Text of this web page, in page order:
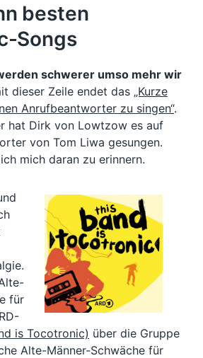
besten
Songs
schwerer umso mehr wir
dieser Zeile endet das „Kurze
Anrufbeantworter zu singen“.
hat Dirk von Lowtzow es auf
von Tom Liwa gesungen.
mich daran zu erinnern.
für
is Tocotronic) über die Gruppe
Alte-Männer-Schwäche für